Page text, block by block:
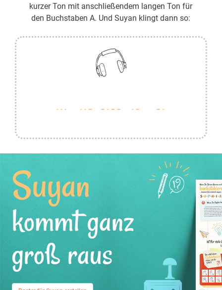
kurzer Ton mit anschließendem langen Ton für
den Buchstaben A. Und Suyan klingt dann so:
Suyan
kommt ganz
groß raus